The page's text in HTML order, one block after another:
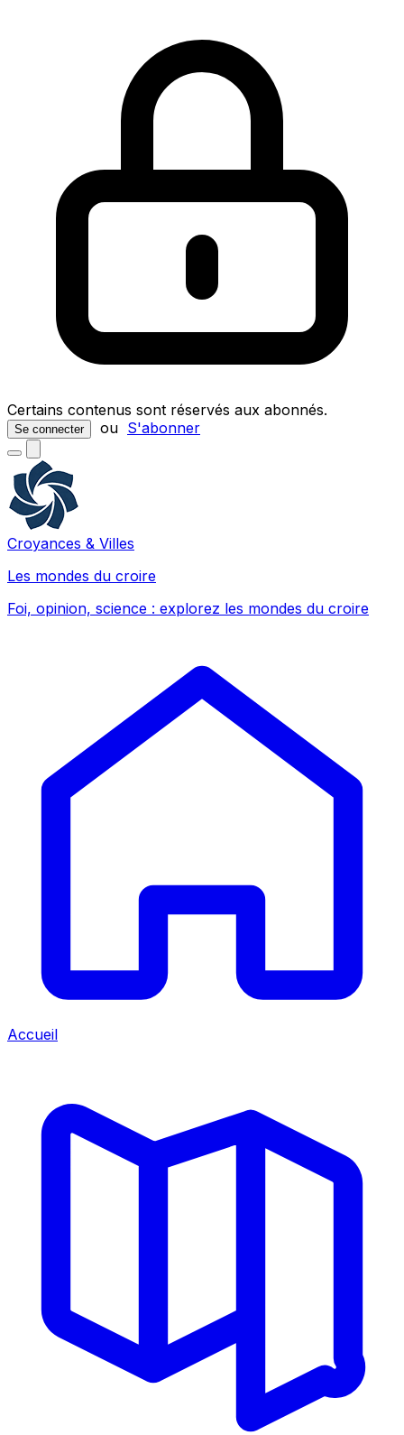
Certains contenus sont réservés aux abonnés.
Se connecter ou S'abonner
Croyances & Villes
Les mondes du croire
Foi, opinion, science : explorez les mondes du croire
Accueil